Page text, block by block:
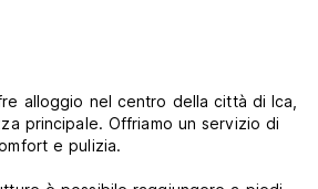
alloggio nel centro della città di Ica,
principale. Offriamo un servizio di
e pulizia.